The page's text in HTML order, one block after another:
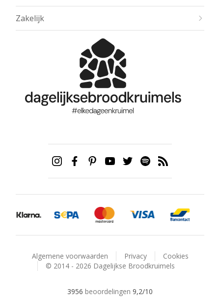
Zakelijk
Algemene voorwaarden Privacy
Cookies
© 2014 - 2026 Dagelijkse Broodkruimels
3956 beoordelingen 9,2/10